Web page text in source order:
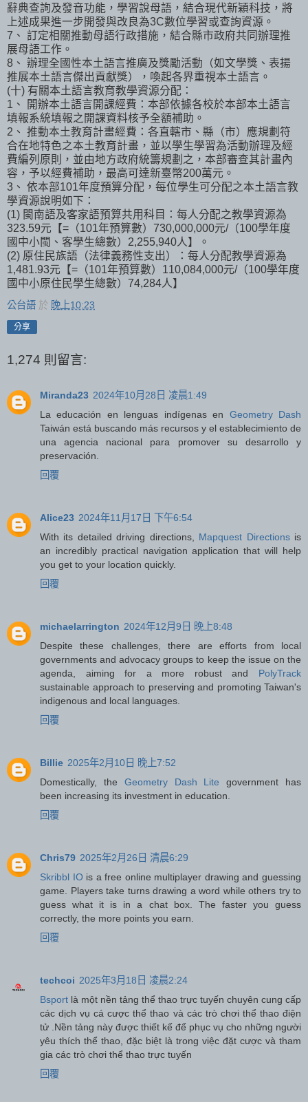
辭典查詢及發音功能，學習說母語，結合現代新穎科技，將
上述成果進一步開發與改良為3C數位學習或查詢資源。
7、 訂定相關推動母語行政措施，結合縣市政府共同辦理推
展母語工作。
8、 辦理全國性本土語言推廣及獎勵活動（如文學獎、表揚
推展本土語言傑出貢獻獎），喚起各界重視本土語言。
(十) 有關本土語言教育教學資源分配：
1、 開辦本土語言開課經費：本部依據各校於本部本土語言
填報系統填報之開課資料核予全額補助。
2、 推動本土教育計畫經費：各直轄市、縣（市）應規劃符
合在地特色之本土教育計畫，並以學生學習為活動辦理及經
費編列原則，並由地方政府統籌規劃之，本部審查其計畫內
容，予以經費補助，最高可達新臺幣200萬元。
3、 依本部101年度預算分配，每位學生可分配之本土語言教
學資源說明如下：
(1) 閩南語及客家語預算共用科目：每人分配之教學資源為
323.59元【=（101年預算數）730,000,000元/（100學年度
國中小閩、客學生總數）2,255,940人】。
(2) 原住民族語（法律義務性支出）：每人分配教學資源為
1,481.93元【=（101年預算數）110,084,000元/（100學年度
國中小原住民學生總數）74,284人】
公台語 於 晚上10:23
分享
1,274 則留言:
Miranda23 2024年10月28日 凌晨1:49
La educación en lenguas indígenas en Geometry Dash
Taiwán está buscando más recursos y el establecimiento de
una agencia nacional para promover su desarrollo y
preservación.
回覆
Alice23 2024年11月17日 下午6:54
With its detailed driving directions, Mapquest Directionsis
an incredibly practical navigation application that will help
you get to your location quickly.
回覆
michaelarrington 2024年12月9日 晚上8:48
Despite these challenges, there are efforts from local
governments and advocacy groups to keep the issue on the
agenda, aiming for a more robust and PolyTrack
sustainable approach to preserving and promoting Taiwan's
indigenous and local languages.
回覆
Billie 2025年2月10日 晚上7:52
Domestically, the Geometry Dash Lite government has
been increasing its investment in education.
回覆
Chris79 2025年2月26日 清晨6:29
Skribbl IOis a free online multiplayer drawing and guessing
game. Players take turns drawing a word while others try to
guess what it is in a chat box. The faster you guess
correctly, the more points you earn.
回覆
techcoi 2025年3月18日 凌晨2:24
Bsport là một nền tảng thể thao trực tuyến chuyên cung cấp
các dịch vụ cá cược thể thao và các trò chơi thể thao điện
tử .Nền tảng này được thiết kế để phục vụ cho những người
yêu thích thể thao, đặc biệt là trong việc đặt cược và tham
gia các trò chơi thể thao trực tuyến
回覆